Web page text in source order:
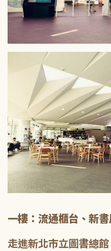
一樓：流通櫃台、新
走進新北市立圖書總